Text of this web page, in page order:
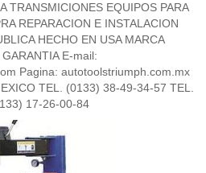
TRANSMICIONES EQUIPOS PARA
REPARACION E INSTALACION
HECHO EN USA MARCA
E-mail:
Pagina: autotoolstriumph.com.mx
TEL. (0133) 38-49-34-57 TEL.
17-26-00-84